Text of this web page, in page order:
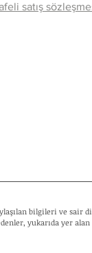
satış
bilgileri ve sair
yukarıda yer